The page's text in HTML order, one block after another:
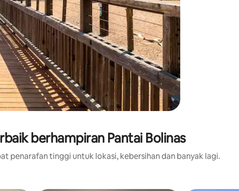
berhampiran Pantai Bolinas
penarafan tinggi untuk lokasi, kebersihan dan banyak lagi.